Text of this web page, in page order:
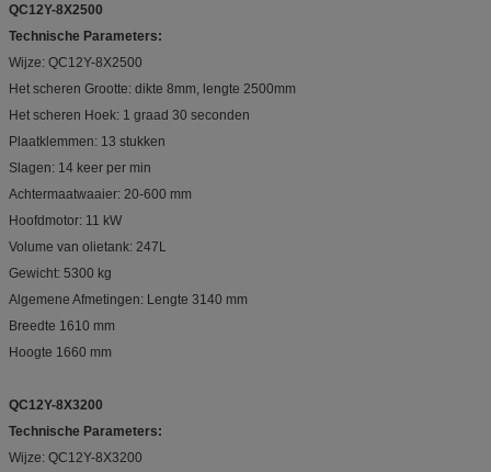
QC12Y-8X2500
Technische Parameters:
Wijze: QC12Y-8X2500
Het scheren Grootte: dikte 8mm, lengte 2500mm
Het scheren Hoek: 1 graad 30 seconden
Plaatklemmen: 13 stukken
Slagen: 14 keer per min
Achtermaatwaaier: 20-600 mm
Hoofdmotor: 11 kW
Volume van olietank: 247L
Gewicht: 5300 kg
Algemene Afmetingen: Lengte 3140 mm
Breedte 1610 mm
Hoogte 1660 mm
QC12Y-8X3200
Technische Parameters:
Wijze: QC12Y-8X3200